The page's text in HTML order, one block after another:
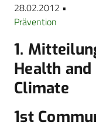
28.02.2012 •
Prävention
1.
Health
Climate
1st